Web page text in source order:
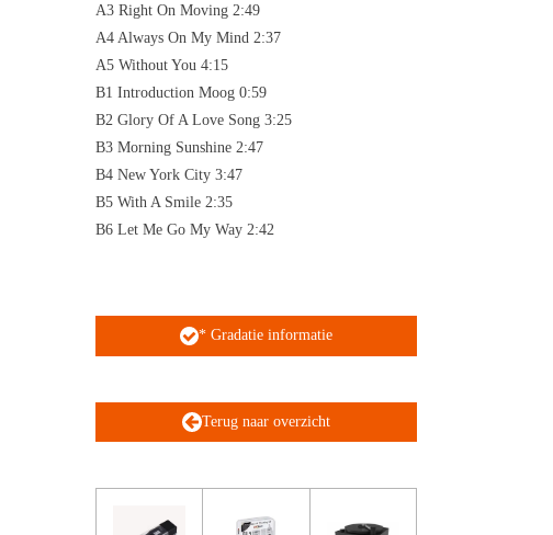
A3 Right On Moving 2:49
A4 Always On My Mind 2:37
A5 Without You 4:15
B1 Introduction Moog 0:59
B2 Glory Of A Love Song 3:25
B3 Morning Sunshine 2:47
B4 New York City 3:47
B5 With A Smile 2:35
B6 Let Me Go My Way 2:42
* Gradatie informatie
Terug naar overzicht